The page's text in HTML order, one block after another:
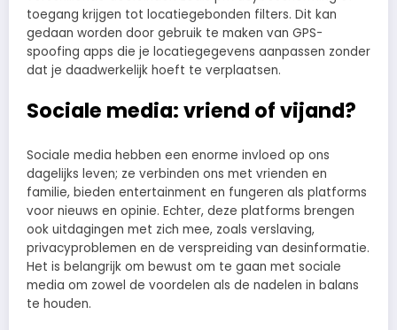
toegang krijgen tot locatiegebonden filters. Dit kan
gedaan worden door gebruik te maken van GPS-
spoofing apps die je locatiegegevens aanpassen zonder
dat je daadwerkelijk hoeft te verplaatsen.
Sociale media: vriend of vijand?
Sociale media hebben een enorme invloed op ons
dagelijks leven; ze verbinden ons met vrienden en
familie, bieden entertainment en fungeren als platforms
voor nieuws en opinie. Echter, deze platforms brengen
ook uitdagingen met zich mee, zoals verslaving,
privacyproblemen en de verspreiding van desinformatie.
Het is belangrijk om bewust om te gaan met sociale
media om zowel de voordelen als de nadelen in balans
te houden.